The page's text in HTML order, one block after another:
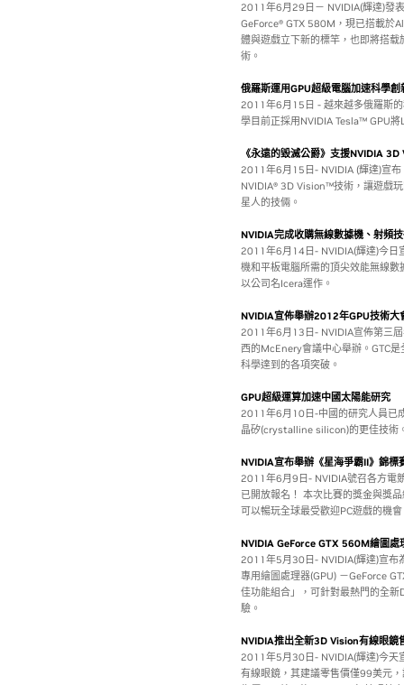
2011年6月29日－ NVIDIA(輝達)發
GeForce® GTX 580M，現已搭載於
體與遊戲立下新的標竿，也即將搭
術。
俄羅斯運用GPU超級電腦加速科學創
2011年6月15日 - 越來越多俄羅斯
學目前正採用NVIDIA Tesla™ GPU
《永遠的毀滅公爵》支援NVIDIA 3D
2011年6月15日- NVIDIA (輝達)宣布
NVIDIA® 3D Vision™技術，讓遊戲
星人的技倆。
NVIDIA完成收購無線數據機、射頻
2011年6月14日- NVIDIA(輝達)今日
機和平板電腦所需的頂尖效能無線
以公司名Icera運作。
NVIDIA宣佈舉辦2012年GPU技術大
2011年6月13日- NVIDIA宣佈第三
西的McEnery會議中心舉辦。GTC
科學達到的各項突破。
GPU超級運算加速中國太陽能研究
2011年6月10日-中國的研究人員已
晶矽(crystalline silicon)的更佳技術
NVIDIA宣布舉辦《星海爭霸II》錦
2011年6月9日- NVIDIA號召各方電
已開放報名！ 本次比賽的獎金與獎
可以暢玩全球最受歡迎PC遊戲的機
NVIDIA GeForce GTX 560M繪圖處
2011年5月30日- NVIDIA(輝達)宣布
專用繪圖處理器(GPU) －GeForce
佳功能組合」，可針對最熱門的全
驗。
NVIDIA推出全新3D Vision有線眼鏡
2011年5月30日- NVIDIA(輝達)今天
有線眼鏡，其建議零售價僅99美元